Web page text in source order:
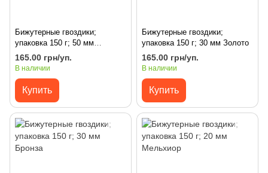
Бижутерные гвоздики;
упаковка 150 г; 50 мм
Мельхиор
165.00 грн/уп.
В наличии
Купить
Бижутерные гвоздики;
упаковка 150 г; 30 мм Золото
165.00 грн/уп.
В наличии
Купить